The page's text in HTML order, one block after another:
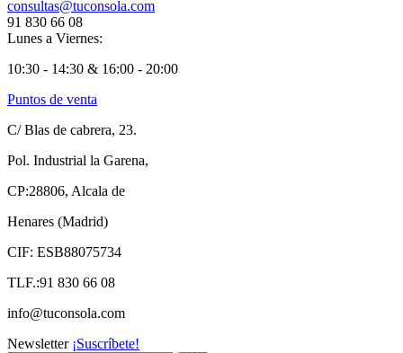
consultas@tuconsola.com
91 830 66 08
Lunes a Viernes:
10:30 - 14:30 & 16:00 - 20:00
Puntos de venta
C/ Blas de cabrera, 23.
Pol. Industrial la Garena,
CP:28806, Alcala de
Henares (Madrid)
CIF: ESB88075734
TLF.:91 830 66 08
info@tuconsola.com
Newsletter ¡Suscríbete!